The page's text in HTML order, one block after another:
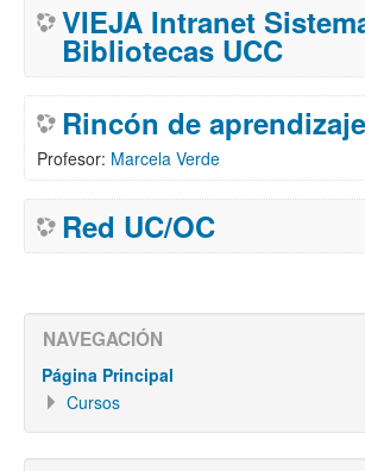
VIEJA Intranet
Bibliotecas UCC
Rincón de
Profesor: Marcela Verde
Red UC/OC
NAVEGACIÓN
Página Principal
Cursos